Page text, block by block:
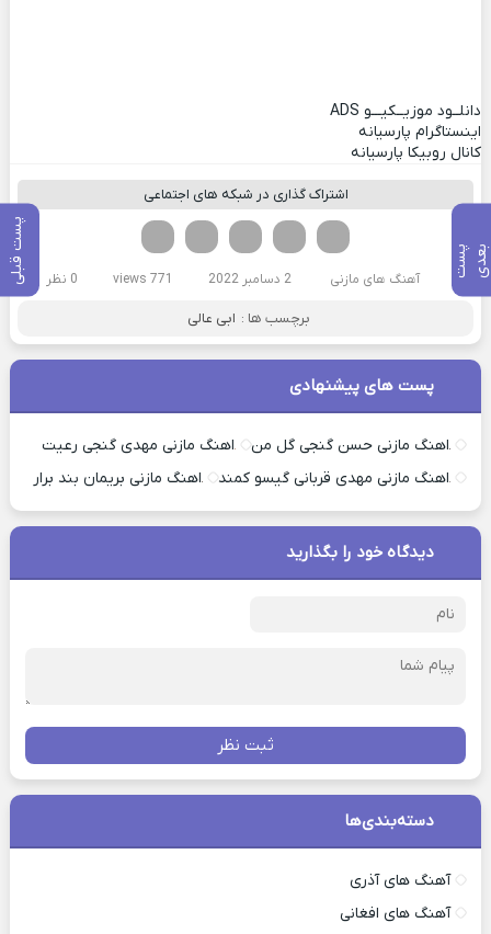
پ
س
ت
ب
ع
د ی پست قبلی
دانلــود موزیــکیـــو ADS
اینستاگرام پارسیانه
کانال روبیکا پارسیانه
اشتراک گذاری در شبکه های اجتماعی
لینکدین تویتر
فیسوک
آهنگ های مازنی 2 دسامبر 2022 771 views 0 نظر
برچسب ها : ابی عالی
پست های پیشنهادی
اهنگ مازنی حسن گنجی گل من
اهنگ مازنی مهدی گنجی رعیت
اهنگ مازنی مهدی قربانی گیسو کمند
اهنگ مازنی بریمان بند برار
دیدگاه خود را بگذارید
ثبت نظر
دسته‌بندی‌ها
آهنگ های آذری
آهنگ های افغانی